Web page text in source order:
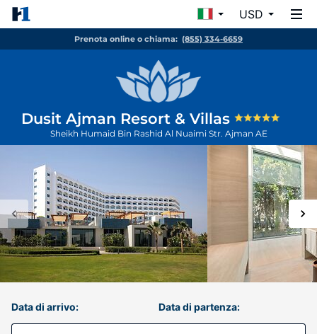
USD
Prenota online o chiama: (855) 334-6659
Dusit Ajman Resort & Villas
Sheikh Humaid Bin Rashid Al Nuaimi Str. Ajman AE
Data di arrivo: Data di partenza: